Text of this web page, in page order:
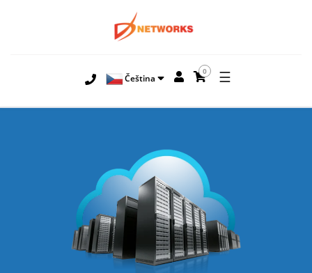
Čeština
0 ☰